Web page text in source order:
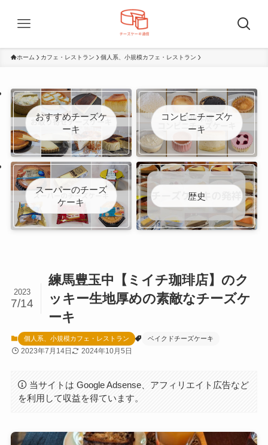
ホーム カフェ・レストラン 個人系、小規模カフェ・レストラン
おすすめチーズケ
ーキ
コンビニチーズケ
ーキ
スーパーのチーズ
ケーキ
歴史
練馬豊玉中【ミイチ珈琲店】のク
ッキー生地厚めの素敵なチーズケ
ーキ
2023
7/14
個人系、小規模カフェ・レストラン ベイクドチーズケーキ
2023年7月14日 2024年10月5日
当サイトは Google Adsense、アフィリエイト広告など
を利用して収益を得ています。